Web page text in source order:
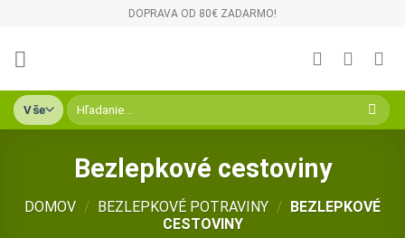
content
DOPRAVA OD 80€ ZADARMO!
Hľadať:
Bezlepkové cestoviny
DOMOV / BEZLEPKOVÉ POTRAVINY /
BEZLEPKOVÉ
CESTOVINY